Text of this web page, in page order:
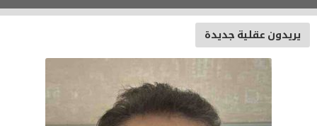
يريدون عقلية جديدة